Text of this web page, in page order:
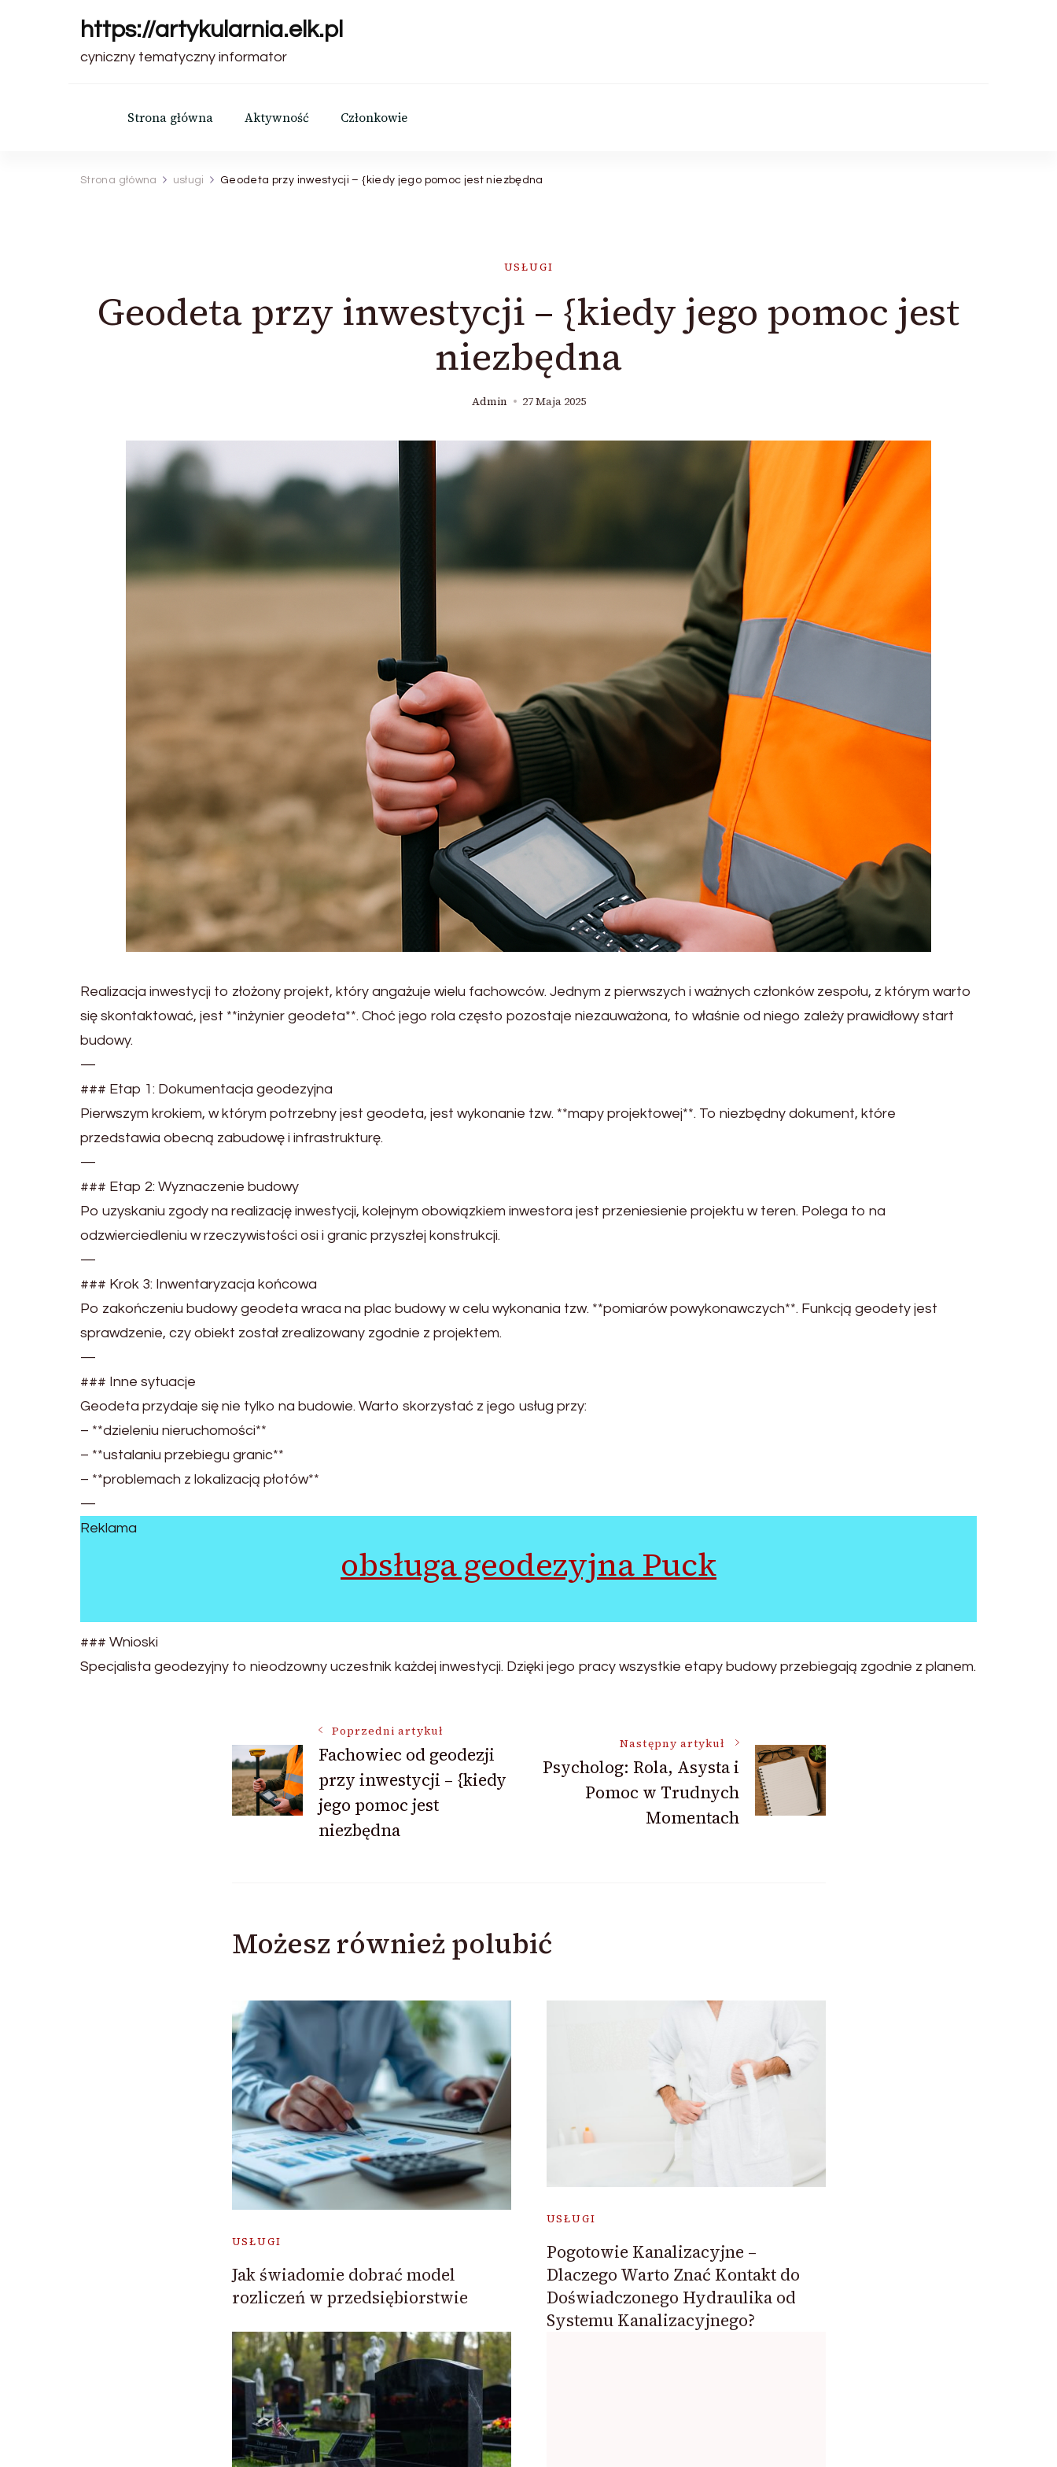
https://artykularnia.elk.pl
cyniczny tematyczny informator
Strona główna Aktywność Członkowie
Strona główna usługi Geodeta przy inwestycji – {kiedy jego pomoc jest niezbędna
USŁUGI
Geodeta przy inwestycji – {kiedy jego pomoc jest
niezbędna
Admin 27 Maja 2025
Realizacja inwestycji to złożony projekt, który angażuje wielu fachowców. Jednym z pierwszych i ważnych członków zespołu, z którym warto
się skontaktować, jest **inżynier geodeta**. Choć jego rola często pozostaje niezauważona, to właśnie od niego zależy prawidłowy start
budowy.
—
### Etap 1: Dokumentacja geodezyjna
Pierwszym krokiem, w którym potrzebny jest geodeta, jest wykonanie tzw. **mapy projektowej**. To niezbędny dokument, które
przedstawia obecną zabudowę i infrastrukturę.
—
### Etap 2: Wyznaczenie budowy
Po uzyskaniu zgody na realizację inwestycji, kolejnym obowiązkiem inwestora jest przeniesienie projektu w teren. Polega to na
odzwierciedleniu w rzeczywistości osi i granic przyszłej konstrukcji.
—
### Krok 3: Inwentaryzacja końcowa
Po zakończeniu budowy geodeta wraca na plac budowy w celu wykonania tzw. **pomiarów powykonawczych**. Funkcją geodety jest
sprawdzenie, czy obiekt został zrealizowany zgodnie z projektem.
—
### Inne sytuacje
Geodeta przydaje się nie tylko na budowie. Warto skorzystać z jego usług przy:
– **dzieleniu nieruchomości**
– **ustalaniu przebiegu granic**
– **problemach z lokalizacją płotów**
—
Reklama
obsługa geodezyjna Puck
### Wnioski
Specjalista geodezyjny to nieodzowny uczestnik każdej inwestycji. Dzięki jego pracy wszystkie etapy budowy przebiegają zgodnie z planem.
Nawigacja
wpisu
Poprzedni artykuł
Fachowiec od geodezji
przy inwestycji – {kiedy
jego pomoc jest
niezbędna
Następny artykuł
Psycholog: Rola, Asysta i
Pomoc w Trudnych
Momentach
Możesz również polubić
USŁUGI
Jak świadomie dobrać model
rozliczeń w przedsiębiorstwie
USŁUGI
Pogotowie Kanalizacyjne –
Dlaczego Warto Znać Kontakt do
Doświadczonego Hydraulika od
Systemu Kanalizacyjnego?